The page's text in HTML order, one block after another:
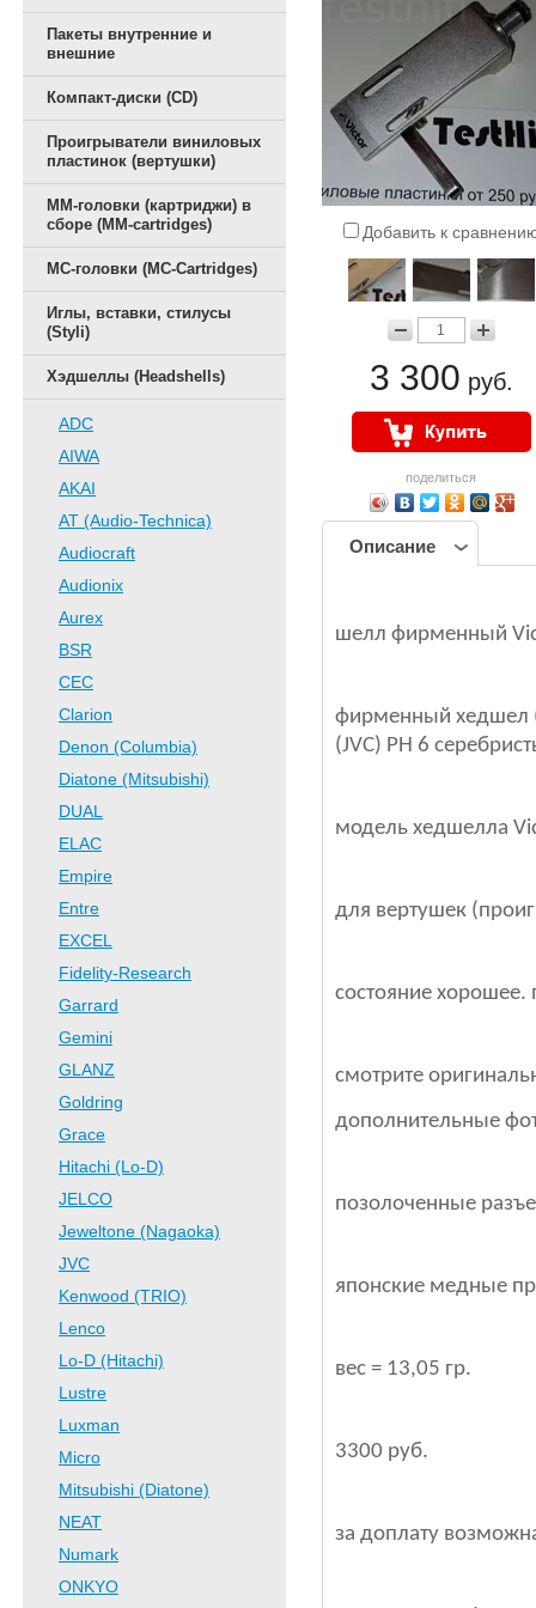
Пакеты внутренние и
внешние
Компакт-диски (CD)
Проигрыватели виниловых
пластинок (вертушки)
ММ-головки (картриджи) в
сборе (MM-cartridges)
MC-головки (MC-Cartridges)
Иглы, вставки, стилусы
(Styli)
Хэдшеллы (Headshells)
ADC
AIWA
AKAI
AT (Audio-Technica)
Audiocraft
Audionix
Aurex
BSR
CEC
Clarion
Denon (Columbia)
Diatone (Mitsubishi)
DUAL
ELAC
Empire
Entre
EXCEL
Fidelity-Research
Garrard
Gemini
GLANZ
Goldring
Grace
Hitachi (Lo-D)
JELCO
Jeweltone (Nagaoka)
JVC
Kenwood (TRIO)
Lenco
Lo-D (Hitachi)
Lustre
Luxman
Micro
Mitsubishi (Diatone)
NEAT
Numark
ONKYO
Добавить к
3 300 руб.
поделиться
Описание
шелл фирменный
фирменный хедшел
(JVC) PH 6
модель хедшелла
для вертушек
состояние хорошее.
смотрите
дополнительные
позолоченные
японские медные
вес = 13,05 гр.
3300 руб.
за доплату